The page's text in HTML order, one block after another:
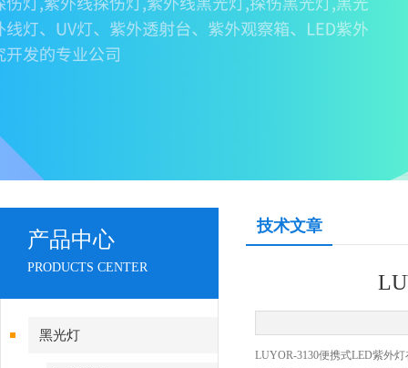
产品中心
PRODUCTS CENTER
黑光灯
技术文章
LUYOR-3130便携式LED紫外